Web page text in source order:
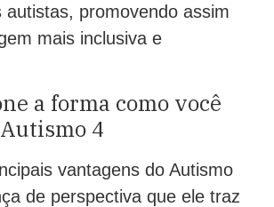
autistas, promovendo assim
mais inclusiva e
a forma como você
4
vantagens do Autismo
de perspectiva que ele traz